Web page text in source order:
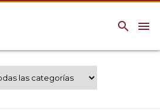
menu
search
UAG